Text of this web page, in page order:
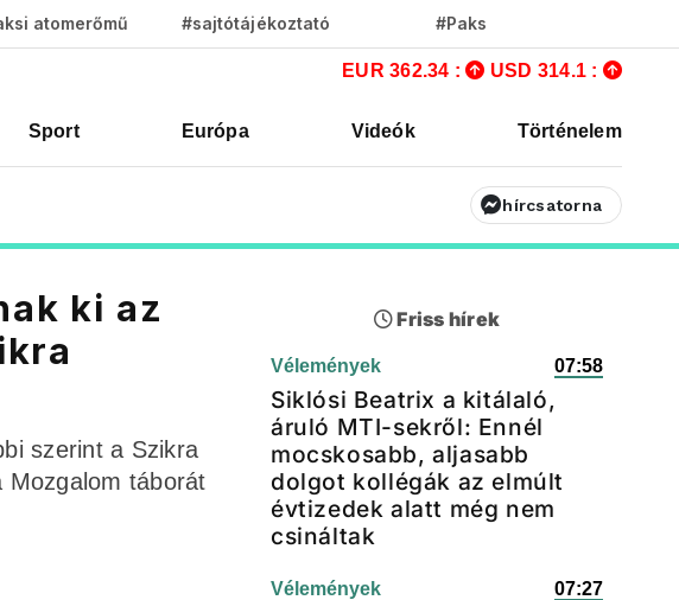
atomerőmű #sajtótájékoztató #Paks
EUR 362.34 : USD 314.1 :
Sport Európa Videók Történelem
hírcsatorna
ki az
szerint a Szikra
Mozgalom táborát
Friss hírek
Vélemények 07:58
Siklósi Beatrix a kitálaló,
áruló MTI-sekről: Ennél
mocskosabb, aljasabb
dolgot kollégák az elmúlt
évtizedek alatt még nem
csináltak
Vélemények 07:27